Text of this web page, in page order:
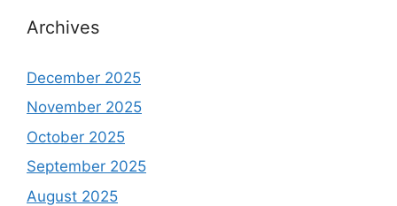
Archives
December 2025
November 2025
October 2025
September 2025
August 2025